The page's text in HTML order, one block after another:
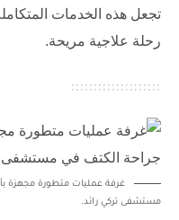
تجعل هذه الخدمات
رحلة علاجية مريحة.
غرفة عمليات متطورة مجهزة
مستشفى تركي رائد.